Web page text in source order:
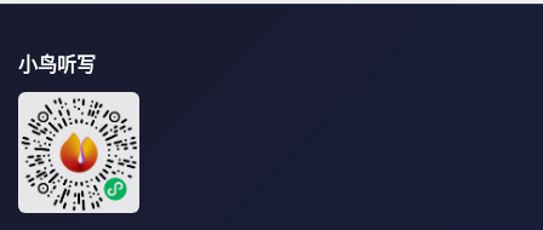
小鸟听写